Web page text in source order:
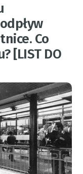
Co
[LIST DO